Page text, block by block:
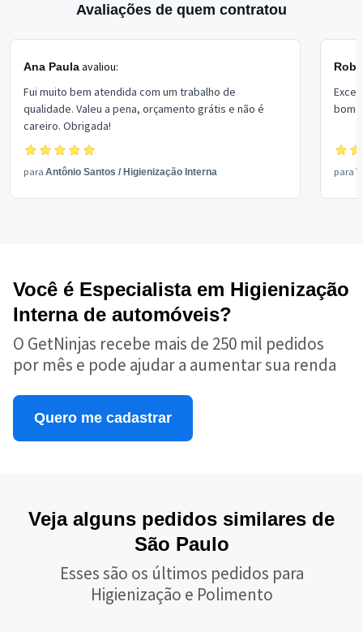
Avaliações de quem contratou
Ana Paulaavaliou:
Fui muito bem atendida com um trabalho de
qualidade. Valeu a pena, orçamento grátis e não é
careiro. Obrigada!
para Antônio Santos / Higienização Interna
bom
para
Você é Especialista em Higienização
Interna de automóveis?
O GetNinjas recebe mais de 250 mil pedidos
por mês e pode ajudar a aumentar sua renda
Quero me cadastrar
Veja alguns pedidos similares de
São Paulo
Esses são os últimos pedidos para
Higienização e Polimento